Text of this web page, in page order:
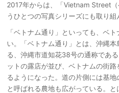
2017年からは、「Vietnam Street
うひとつの写真シリーズにも取り組
「ベトナム通り」といっても、ベ
い。「ベトナム通り」とは、沖縄
る、沖縄市道知花38号の通称であ
ットの露店が並び、ベトナムの街
るようになった。道の片側には基
と呼ばれる農地も広がっている。